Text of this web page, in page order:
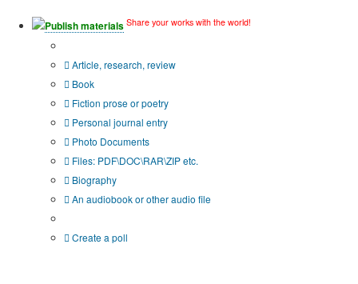
Publish materials Share your works with the world!
Article, research, review
Book
Fiction prose or poetry
Personal journal entry
Photo Documents
Files: PDF\DOC\RAR\ZIP etc.
Biography
An audiobook or other audio file
Create a poll